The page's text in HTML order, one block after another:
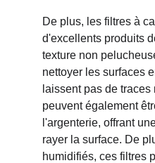
De plus, les filtres à
d'excellents produits
texture non
nettoyer les surfaces
laissent pas de
peuvent également
l'argenterie, offrant
rayer la surface. De
humidifiés, ces filtres